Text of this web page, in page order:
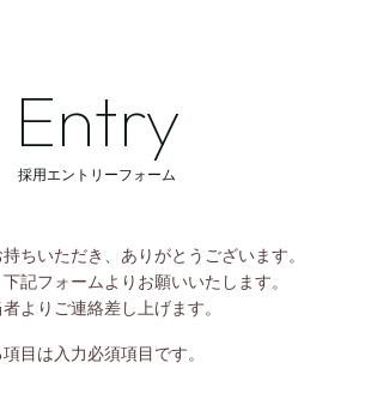
採用エントリーフォーム
Entry
ちいただき、ありがとうございます。
記フォームよりお願いいたします。
よりご連絡差し上げます。
目は入力必須項目です。